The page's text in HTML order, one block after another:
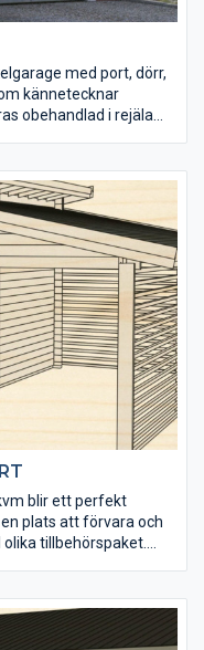
med port, dörr,
kännetecknar
obehandlad i rejäla
blir ett perfekt
plats att förvara och
tillbehörspaket.